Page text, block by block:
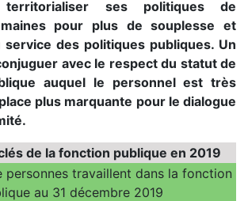
ses politiques de
pour plus de souplesse et
service des politiques publiques. Un
avec le respect du statut de
auquel le personnel est très
plus marquante pour le dialogue
de la fonction publique en 2019
personnes travaillent dans la fonction
au 31 décembre 2019